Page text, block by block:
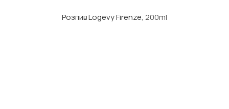
Розпив Logevy Firenze, 200ml